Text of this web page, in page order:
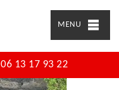
MENU
06 13 17 93 22